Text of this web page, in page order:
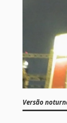
Versão